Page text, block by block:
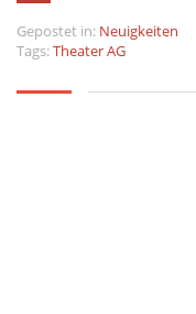
Gepostet in: Neuigkeiten
Tags:Theater AG